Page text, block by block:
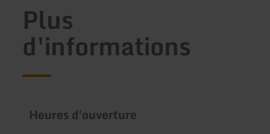
Plus
d'informations
Heures d'ouverture